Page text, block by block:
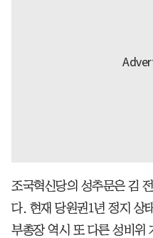
조국혁신당의 성추문은 김
다. 현재 당원권1년 정지 상
부총장 역시 또 다른 성비위